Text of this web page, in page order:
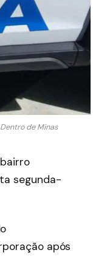
de Minas
segunda-
após